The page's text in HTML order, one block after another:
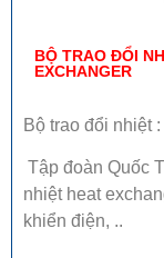
BỘ TRAO ĐỔI
EXCHANGER
Bộ trao đổi nhiệt
Tập đoàn Quốc
nhiệt heat
khiển điện, ..